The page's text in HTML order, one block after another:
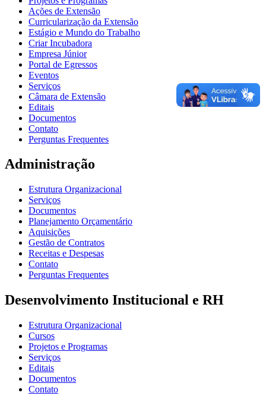
Ações de Extensão
Curricularização da Extensão
Estágio e Mundo do Trabalho
Criar Incubadora
Empresa Júnior
Portal de Egressos
Eventos
Serviços
Câmara de Extensão
Editais
Documentos
Contato
Perguntas Frequentes
Administração
Estrutura Organizacional
Serviços
Documentos
Planejamento Orçamentário
Aquisições
Gestão de Contratos
Receitas e Despesas
Contato
Perguntas Frequentes
Desenvolvimento Institucional e RH
Estrutura Organizacional
Cursos
Projetos e Programas
Serviços
Editais
Documentos
Contato